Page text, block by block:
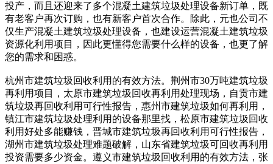
投产，而且还迎来了多个混凝土建筑垃圾处理设备新订单，既
有老客户再次订购，也有新客户首次合作。除此，元也公司不
仅生产混凝土建筑垃圾处理设备，也建设运营混凝土建筑垃圾
资源化利用项目，因此更懂得您需要什么样的设备，也更了解
您的需求和困惑。
杭州市建筑垃圾回收利用的有效方法。荆州市30万吨建筑垃圾
再利用项目，太原市建筑垃圾回收再利用处理现场，自贡市建
筑垃圾再回收利用可行性报告，惠州市建筑垃圾如何再利用，
镇江市建筑垃圾处理利用的设备那里找，松原市建筑垃圾回收
利用好处多能赚钱，晋城市建筑垃圾再回收利用可行性报告，
湖州市建筑垃圾处理难题破解，山东省建筑垃圾可回收再利用
投资需要多少资金。遵义市建筑垃圾回收利用的有效方法，张